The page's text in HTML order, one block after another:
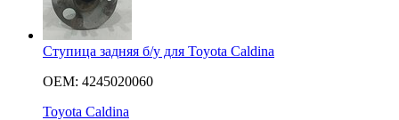
Ступица задняя б/у для Toyota Caldina
OEM: 4245020060
Toyota Caldina